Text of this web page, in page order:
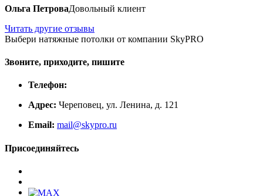
Ольга ПетроваДовольный клиент
Читать другие отзывы
Выбери натяжные потолки от компании SkyPRO
Звоните, приходите, пишите
Телефон:
Адрес: Череповец, ул. Ленина, д. 121
Email: mail@skypro.ru
Присоединяйтесь